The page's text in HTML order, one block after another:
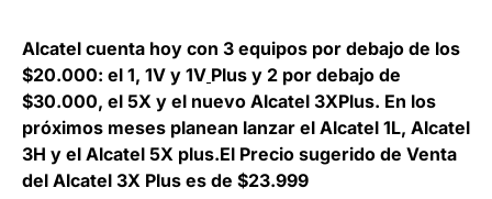
Alcatel cuenta hoy con 3 equipos por debajo de los
$20.000: el 1, 1V y 1V Plus y 2 por debajo de
$30.000, el 5X y el nuevo Alcatel 3XPlus. En los
próximos meses planean lanzar el Alcatel 1L, Alcatel
3H y el Alcatel 5X plus.El Precio sugerido de Venta
del Alcatel 3X Plus es de $23.999